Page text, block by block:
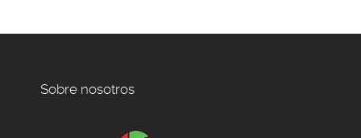
Sobre nosotros